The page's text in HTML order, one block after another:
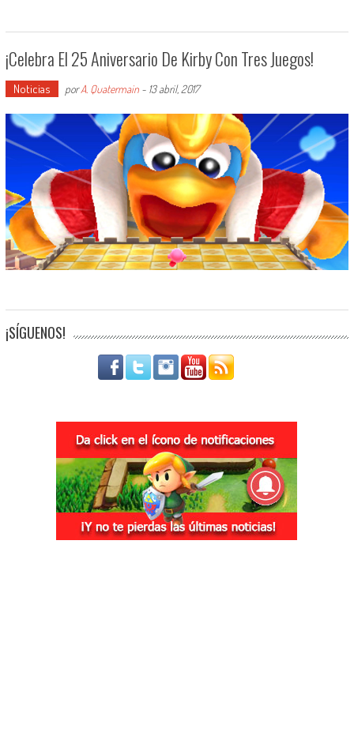
¡Celebra El 25 Aniversario De Kirby Con Tres Juegos!
Noticias porA. Quatermain- 13 abril, 2017
¡SÍGUENOS!